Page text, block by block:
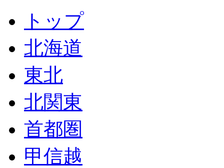
トップ
北海道
東北
北関東
首都圏
甲信越